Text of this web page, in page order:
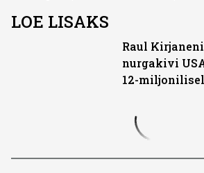
LOE LISAKS
Raul
nurgakivi
12-